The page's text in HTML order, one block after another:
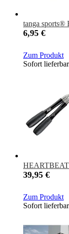
tanga sports®
6,95 €
Zum Produkt
Sofort lieferbar
39,95 €
Zum Produkt
Sofort lieferbar